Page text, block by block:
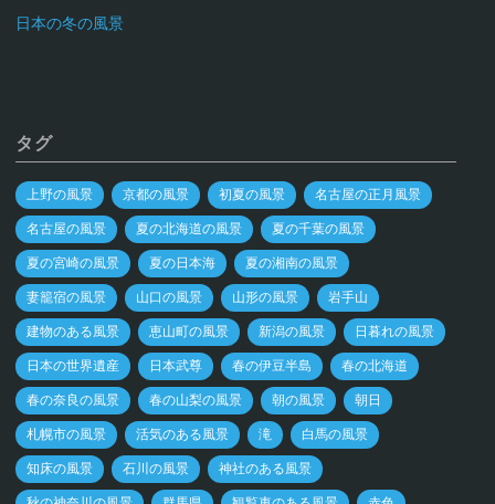
日本の冬の風景
タグ
上野の風景 京都の風景 初夏の風景 名古屋の正月風景
名古屋の風景 夏の北海道の風景 夏の千葉の風景
夏の宮崎の風景 夏の日本海 夏の湘南の風景
妻籠宿の風景 山口の風景 山形の風景 岩手山
建物のある風景 恵山町の風景 新潟の風景 日暮れの風景
日本の世界遺産 日本武尊 春の伊豆半島 春の北海道
春の奈良の風景 春の山梨の風景 朝の風景 朝日
札幌市の風景 活気のある風景 滝 白馬の風景
知床の風景 石川の風景 神社のある風景